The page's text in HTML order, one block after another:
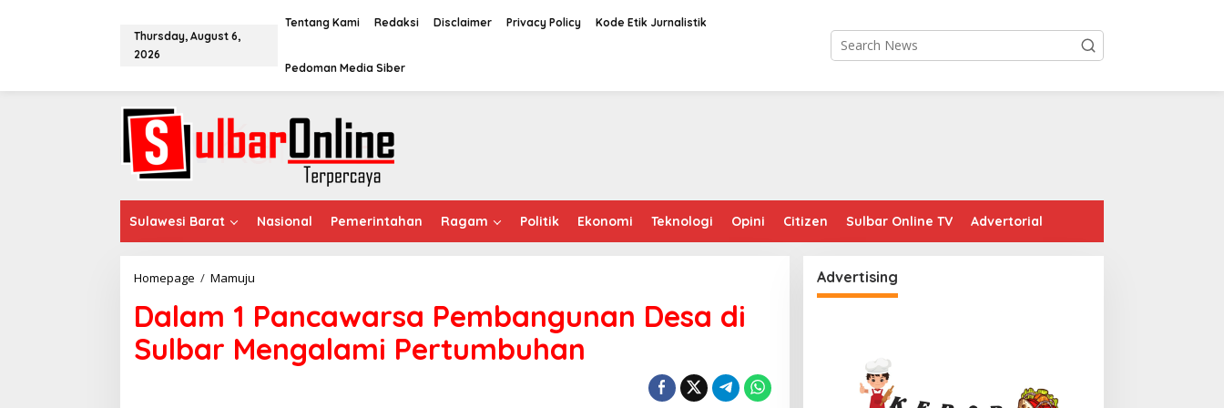
o
Thursday, August 6,
2026
Tentang Kami Redaksi Disclaimer Privacy Policy Kode Etik Jurnalistik
Pedoman Media Siber
Sulawesi Barat Nasional Pemerintahan Ragam Politik Ekonomi Teknologi Opini Citizen Sulbar Online TV Advertorial
Homepage / Mamuju
l
a
m
1
Dalam 1 Pancawarsa Pembangunan Desa di
Sulbar Mengalami Pertumbuhan
Advertising